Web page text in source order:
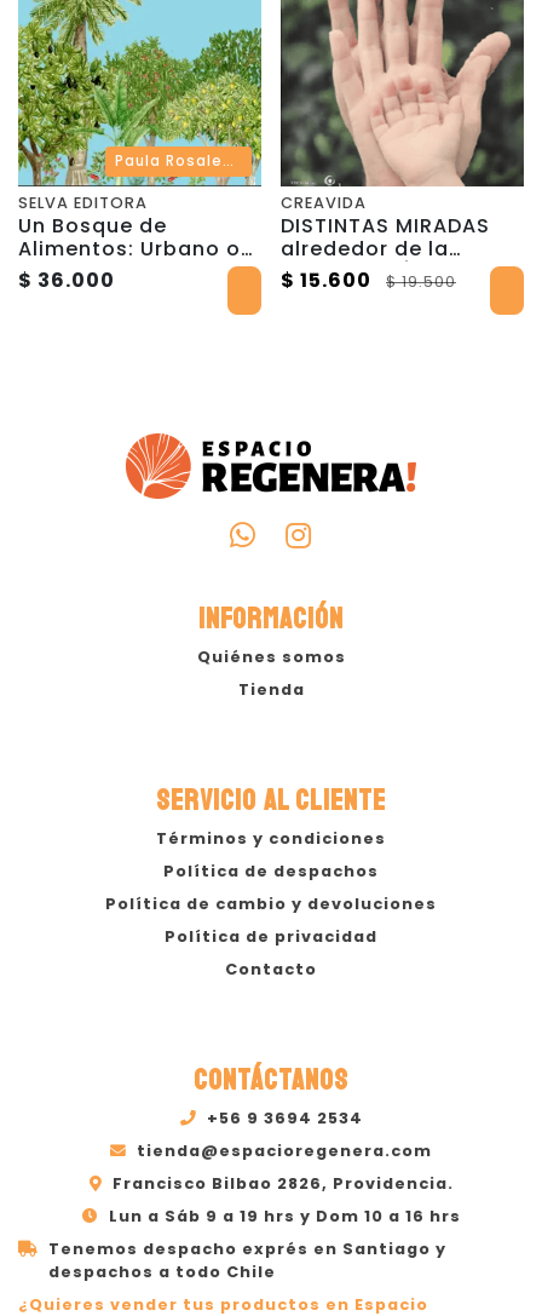
Paula Rosales Reyes · Selva Editora
SELVA EDITORA
Un Bosque de
Alimentos: Urbano o
Rural
$ 36.000
CREAVIDA
DISTINTAS MIRADAS
alrededor de la
HAPTONOMÍA
$ 15.600 $ 19.500
INFORMACIÓN
Quiénes somos
Tienda
SERVICIO AL CLIENTE
Términos y condiciones
Política de despachos
Política de cambio y devoluciones
Política de privacidad
Contacto
CONTÁCTANOS
+56 9 3694 2534
tienda@espacioregenera.com
Francisco Bilbao 2826, Providencia.
Lun a Sáb 9 a 19 hrs y Dom 10 a 16 hrs
Tenemos despacho exprés en Santiago y
despachos a todo Chile
¿Quieres vender tus productos en Espacio